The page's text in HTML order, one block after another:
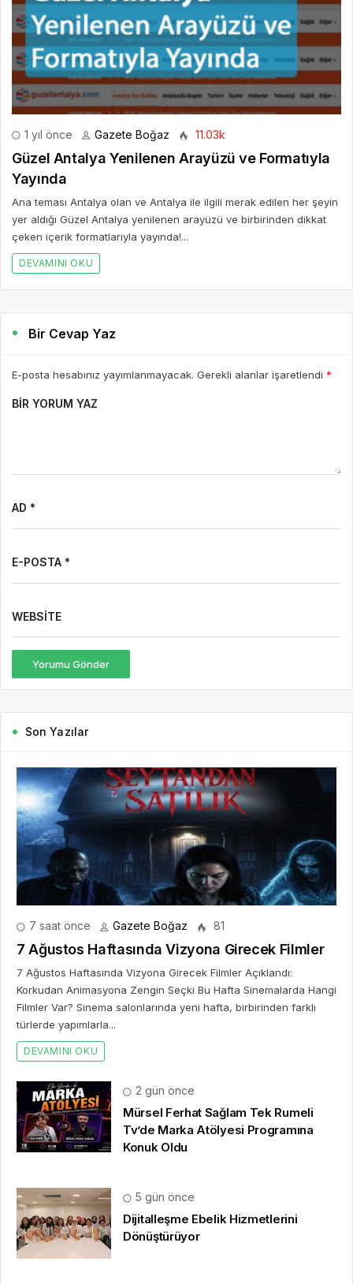
1 yıl önce Gazete Boğaz 11.03k
Güzel Antalya Yenilenen Arayüzü ve Formatıyla
Yayında
Ana teması Antalya olan ve Antalya ile ilgili merak edilen her şeyin
yer aldığı Güzel Antalya yenilenen arayüzü ve birbirinden dikkat
çeken içerik formatlarıyla yayında!...
DEVAMINI OKU
Bir Cevap Yaz
E-posta hesabınız yayımlanmayacak. Gerekli alanlar işaretlendi *
BIR YORUM YAZ
AD *
E-POSTA *
WEBSITE
Yorumu Gönder
Son Yazılar
7 saat önce Gazete Boğaz 81
7 Ağustos Haftasında Vizyona Girecek Filmler
7 Ağustos Haftasında Vizyona Girecek Filmler Açıklandı:
Korkudan Animasyona Zengin Seçki Bu Hafta Sinemalarda Hangi
Filmler Var? Sinema salonlarında yeni hafta, birbirinden farklı
türlerde yapımlarla...
DEVAMINI OKU
2 gün önce
Mürsel Ferhat Sağlam Tek Rumeli
Tv’de Marka Atölyesi Programına
Konuk Oldu
5 gün önce
Dijitalleşme Ebelik Hizmetlerini
Dönüştürüyor